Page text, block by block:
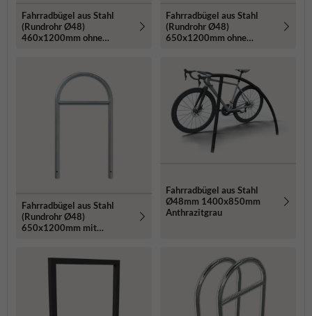
Fahrradbügel aus Stahl
(Rundrohr Ø48)
460x1200mm ohne
Fahrradbügel aus Stahl
(Rundrohr Ø48)
650x1200mm ohne
Fahrradbügel aus Stahl
(Rundrohr Ø48)
650x1200mm mit
Fahrradbügel aus Stahl
Ø48mm 1400x850mm
Anthrazitgrau